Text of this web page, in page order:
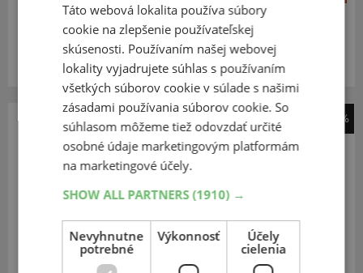
SKLADOM Expedujeme budúci prac. deň
Na predajni v Bratislave do 2 dní.
Centrálny sklad 20 ks.
-22%
T-Gum
duše 3.00/3.50/4.00-10
Táto webová lokalita používa súbory
cookie na zlepšenie používateľskej
skúsenosti. Používaním našej webovej
lokality vyjadrujete súhlas s používaním
všetkých súborov cookie v súlade s našimi
zásadami používania súborov cookie. So
súhlasom môžeme tiež odovzdať určité
osobné údaje marketingovým platformám
na marketingové účely.
SHOW ALL PARTNERS(1910) →
Nevyhnutne
potrebné
Výkonnosť
Účely
cielenia